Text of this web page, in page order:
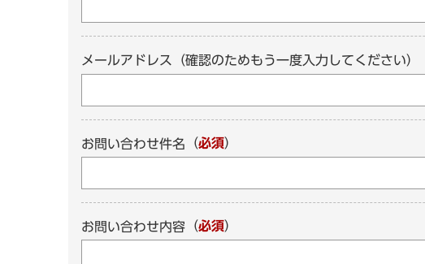
メールアドレス（確認のためもう一度入力してください）
お問い合わせ件名 （必須）
お問い合わせ内容 （必須）